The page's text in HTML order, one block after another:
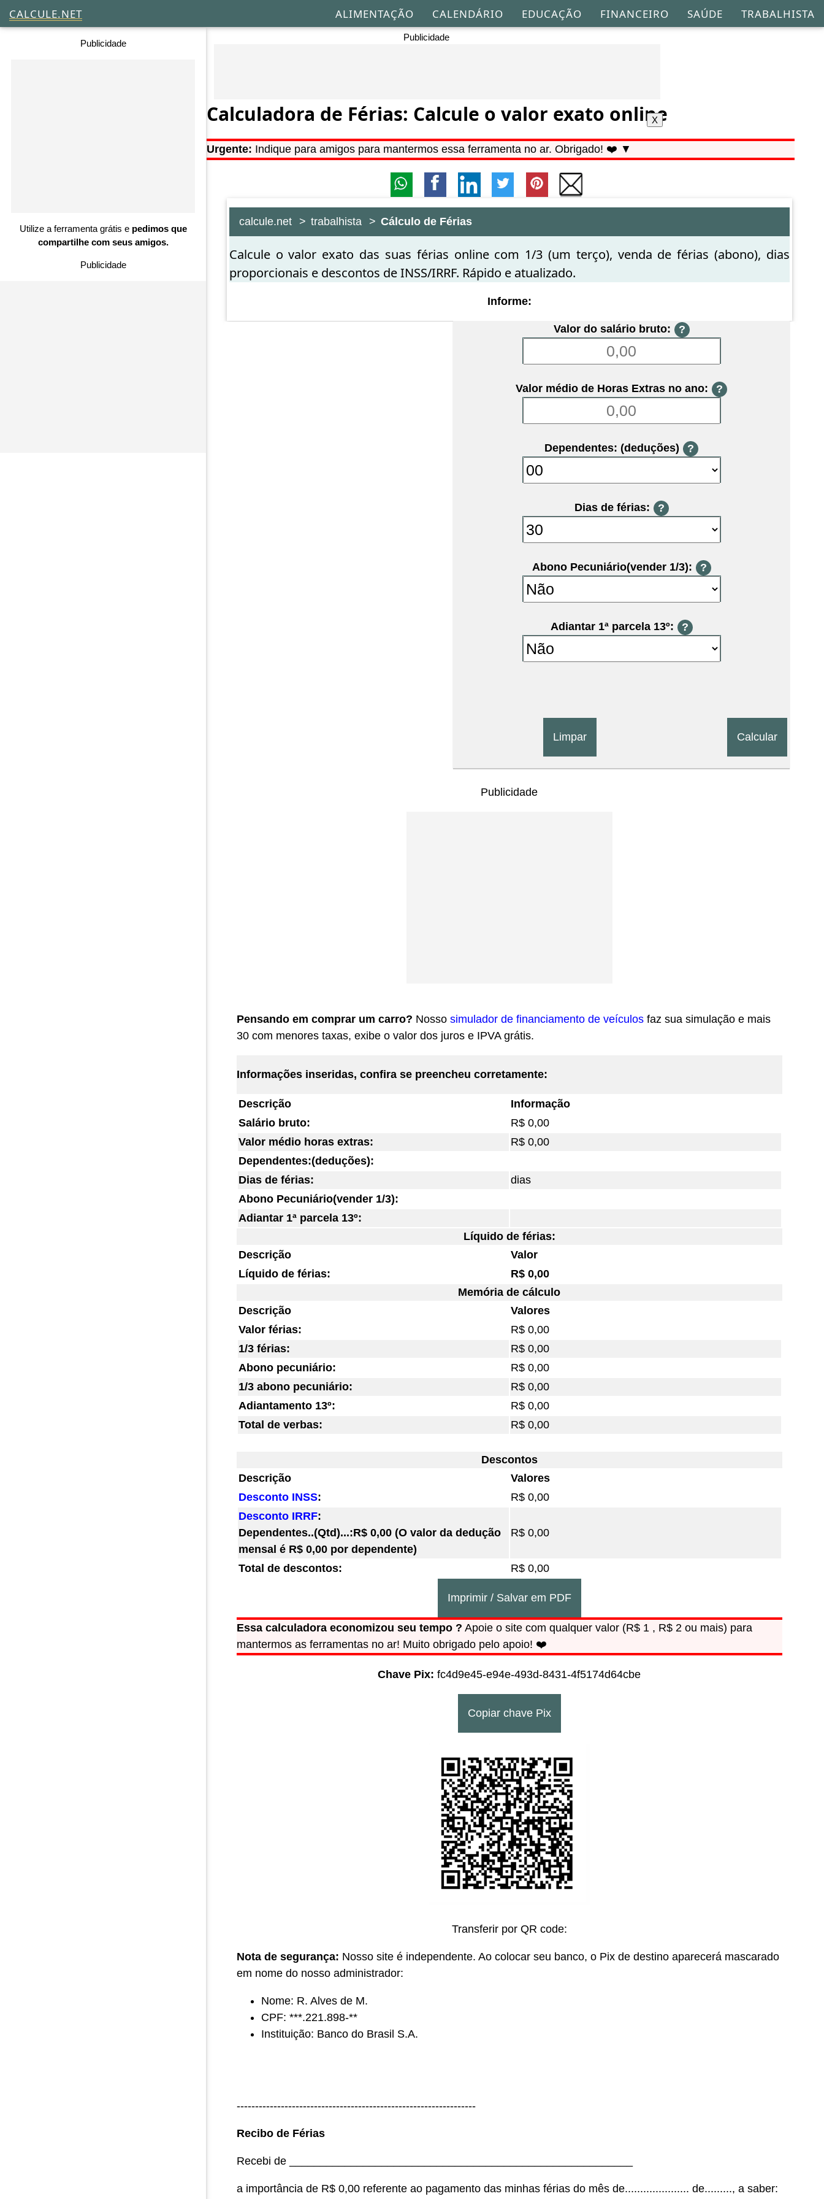
CALCULE.NET TRABALHISTA
SAÚDE
FINANCEIRO
EDUCAÇÃO
CALENDÁRIO
ALIMENTAÇÃO
Publicidade
Utilize a ferramenta grátis e pedimos que
compartilhe com seus amigos.
Publicidade
Publicidade
Calculadora de Férias: Calcule o valor exato online
Urgente: Indique para amigos para mantermos essa ferramenta no ar. Obrigado! ❤️ ▼
calcule.net trabalhista Cálculo de Férias
Calcule o valor exato das suas férias online com 1/3 (um terço), venda de férias (abono), dias
proporcionais e descontos de INSS/IRRF. Rápido e atualizado.
Informe:
Valor do salário bruto: ?
Valor médio de Horas Extras no ano: ?
Dependentes: (deduções) ?
Dias de férias: ?
Abono Pecuniário(vender 1/3): ?
Adiantar 1ª parcela 13º: ?
Publicidade
Pensando em comprar um carro? Nosso simulador de financiamento de veículosfaz sua simulação e mais
30 com menores taxas, exibe o valor dos juros e IPVA grátis.
Informações inseridas, confira se preencheu corretamente:
Descrição
Informação
Salário bruto:
R$ 0,00
Valor médio horas extras:
R$ 0,00
Dependentes:(deduções):
Dias de férias:
dias
Abono Pecuniário(vender 1/3):
Adiantar 1ª parcela 13º:
Líquido de férias:
Descrição
Valor
Líquido de férias:
R$ 0,00
Memória de cálculo
Descrição
Valores
Valor férias:
R$ 0,00
1/3 férias:
R$ 0,00
Abono pecuniário:
R$ 0,00
1/3 abono pecuniário:
R$ 0,00
Adiantamento 13º:
R$ 0,00
Total de verbas:
R$ 0,00
Descontos
Descrição
Valores
Desconto INSS:
R$ 0,00
Desconto IRRF:
Dependentes..(Qtd)...:R$ 0,00 (O valor da dedução
mensal é R$ 0,00 por dependente)
R$ 0,00
Total de descontos: R$ 0,00
Imprimir / Salvar em PDF
Essa calculadora economizou seu tempo ? Apoie o site com qualquer valor (R$ 1 , R$ 2 ou mais) para
mantermos as ferramentas no ar! Muito obrigado pelo apoio! ❤️
Chave Pix: fc4d9e45-e94e-493d-8431-4f5174d64cbe
Copiar chave Pix
Transferir por QR code:
Nota de segurança: Nosso site é independente. Ao colocar seu banco, o Pix de destino aparecerá mascarado
em nome do nosso administrador:
Nome: R. Alves de M.
CPF: ***.221.898-**
Instituição: Banco do Brasil S.A.
-----------------------------------------------------------------
Recibo de Férias
Recebi de ________________________________________________________
a importância de R$ 0,00 referente ao pagamento das minhas férias do mês de..................... de........., a saber: